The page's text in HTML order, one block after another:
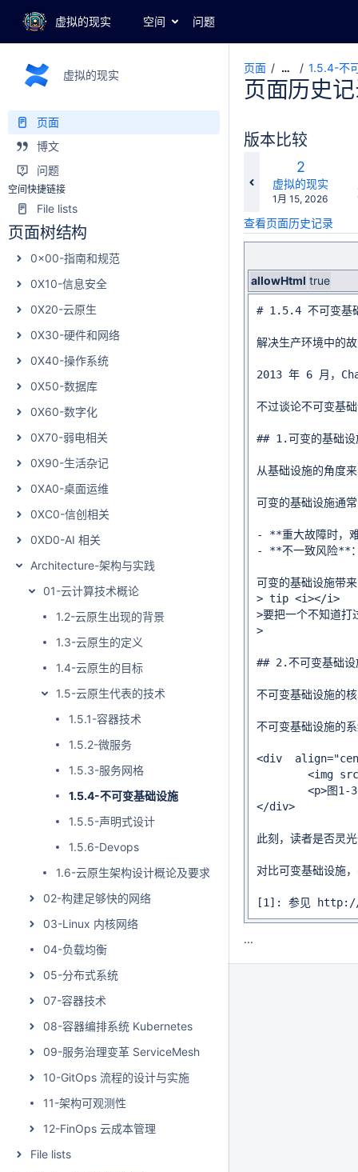
虚拟的现实 空间 问题
虚拟的现实
页面
博文
问题
空间快捷链接
File lists
页面树结构
0x00-指南和规范
0X10-信息安全
0X20-云原生
0X30-硬件和网络
0X40-操作系统
0X50-数据库
0X60-数字化
0X70-弱电相关
0X90-生活杂记
0XA0-桌面运维
0XC0-信创相关
0XD0-AI 相关
Architecture-架构与实践
01-云计算技术概论
1.2-云原生出现的背景
1.3-云原生的定义
1.4-云原生的目标
1.5-云原生代表的技术
1.5.1-容器技术
1.5.2-微服务
1.5.3-服务网格
1.5.4-不可变基础设施
1.5.5-声明式设计
1.5.6-Devops
1.6-云原生架构设计概论及要求
02-构建足够快的网络
03-Linux 内核网络
04-负载均衡
05-分布式系统
07-容器技术
08-容器编排系统 Kubernetes
09-服务治理变革 ServiceMesh
10-GitOps 流程的设计与实施
11-架构可观测性
12-FinOps 云成本管理
File lists
页面 … 1.5.4-不
页面历史
版本比较
旧
版
本
2
虚拟的现实
保
于
1月 15, 2026
查看页面历史记录
allowHtml true
# 1.5.4 不可变基
解决生产环境中的
2013 年 6 月，
不过谈论不可变基
## 1.可变的基础设
从基础设施的角度
可变的基础设施通
- **重大故障时，难
- **不一致风险**：
可变的基础设施带
> tip <i></i>
>要把一个不知道打
>
## 2.不可变基础设
不可变基础设施的
不可变基础设施的
<div
</div>
此刻，读者是否灵
对比可变基础设施
[1]: 参见 http://
...